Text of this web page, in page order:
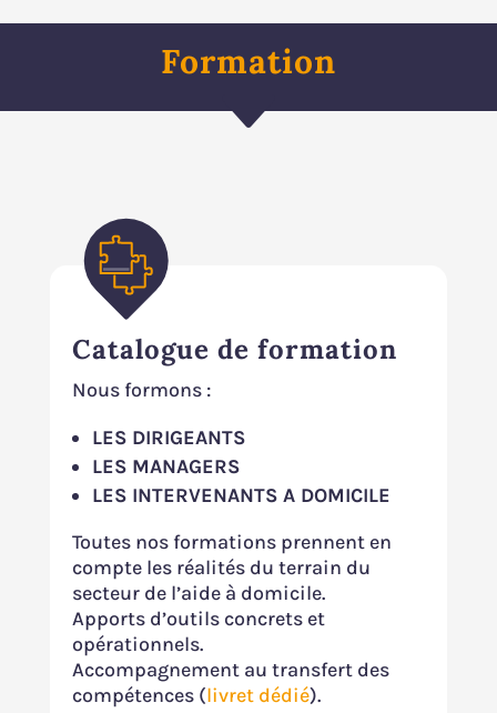
Formation
C
Catalogue de formation
Nous formons :
LES DIRIGEANTS
LES MANAGERS
LES INTERVENANTS A DOMICILE
Toutes nos formations prennent en
compte les réalités du terrain du
secteur de l’aide à domicile.
Apports d’outils concrets et
opérationnels.
Accompagnement au transfert des
compétences (livret dédié).